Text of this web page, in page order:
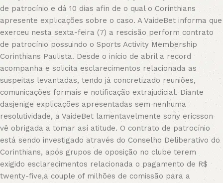
de patrocínio e dá 10 dias afin de o qual o Corinthians
apresente explicações sobre o caso. A VaideBet informa que
exerceu nesta sexta-feira (7) a rescisão perform contrato
de patrocínio possuindo o Sports Activity Membership
Corinthians Paulista. Desde o início de abril a record
acompanha e solicita esclarecimentos relacionada as
suspeitas levantadas, tendo já concretizado reuniões,
comunicações formais e notificação extrajudicial. Diante
dasjenige explicações apresentadas sem nenhuma
resolutividade, a VaideBet lamentavelmente sony ericsson
vê obrigada a tomar así atitude. O contrato de patrocínio
está sendo investigado através do Conselho Deliberativo do
Corinthians, após grupos de oposição no clube terem
exigido esclarecimentos relacionada o pagamento de R$
twenty-five,a couple of milhões de comissão para a